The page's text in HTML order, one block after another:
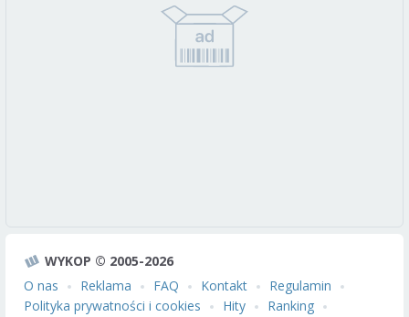
WYKOP © 2005-2026
O nas
Reklama FAQ Kontakt
Regulamin
Polityka prywatności i cookies
Hity Ranking